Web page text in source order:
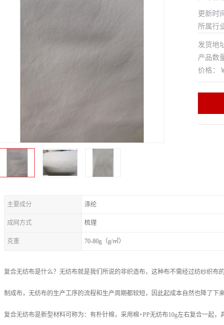
更新时
所属行
发货地
产品数
价格：
主要成分 涤纶
成网方式 梳理
克重 70-80g（g/㎡）
复合无纺布是什么？无纺布就是我们所说的非织造布，这种布不需经过纺纱织
制成布，无纺布的生产工序的流程和生产周期都较短，因此起成本自然也降了下来
复合无纺布是新型材料可称为：有朴针棉，采用棉+PP无纺布10g左右复合一起